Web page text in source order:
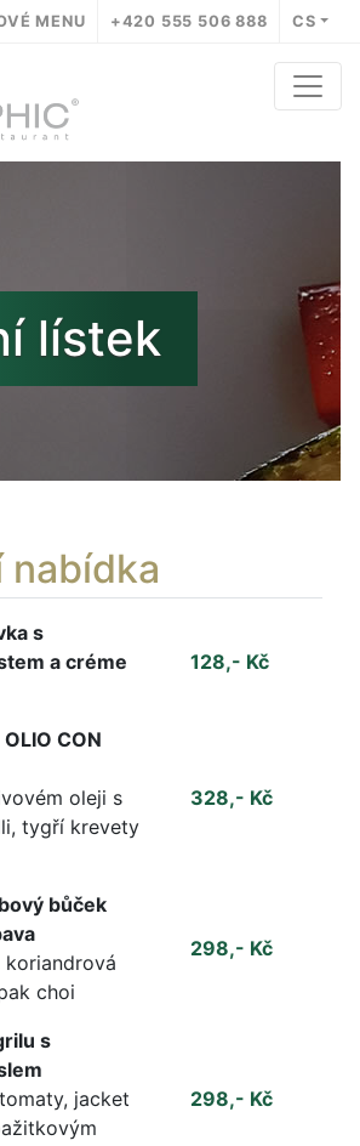
MENU +420 555 506 888 CS
lístek
nabídka
s
a créme
128,- Kč
CON
oleji s
tygří krevety
328,- Kč
bůček
koriandrová
choi
298,- Kč
s
jacket
298,- Kč